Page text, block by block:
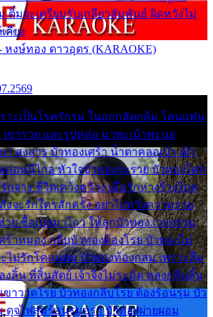
ติ๋มจะเตรียมรับเกลียวสัมพันธ์ ผิดหวังไม่
คียง
งษ์ทอง ดาวอุดร (KARAOKE)
าะเป็นโรครักรุม ในอกกลัดกลุ้ม โดนแฟน
ขารวย และรูปหล่อ มาพะเน้าพะนอ
า สงสาร บัวทองเศร้า น้ำตาคลอเบ้า เฝ้า
อหนีไกล หัวใจบัวทองระรวย บัวทองโศก
กจาง ชีวิตเคว้งคว้าง เมื่อรักห่างร้างไกล
จะรักใครสักครั้ง อย่าไปหวังความรวย
วย ซื้อเปลมาไกว ให้ลูกบัวทอง เวรกรรม
ร้าหมอง กลีบบัวทองต้องโรย บัวทองไม่
ไม่รักโคลนตม บัวทองท้องกลม เพราะลืม
ลิ้น ที่สิ้นสัตย์ เจ้าจึงไม่ระมัด หลงกลิ่นลิ้น
ขาวาดโรย บัวทองกลีบโรย ต้องร้อนรุม บัว
ดุจไฟสุมร้อนรุมอุรา บัวทองผ่ายผอม